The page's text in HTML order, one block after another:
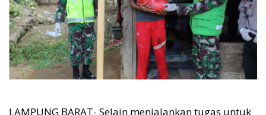
LAMPUNG BARAT- Selain menjalankan tugas untuk